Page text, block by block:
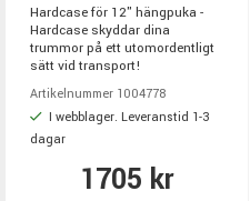
Hardcase för 12" hängpuka -
Hardcase skyddar dina
trummor på ett utomordentligt
sätt vid transport!
Artikelnummer 1004778
I webblager. Leveranstid 1-3
dagar
1705 kr